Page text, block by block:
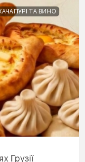
ТА ВИНО
Грузії